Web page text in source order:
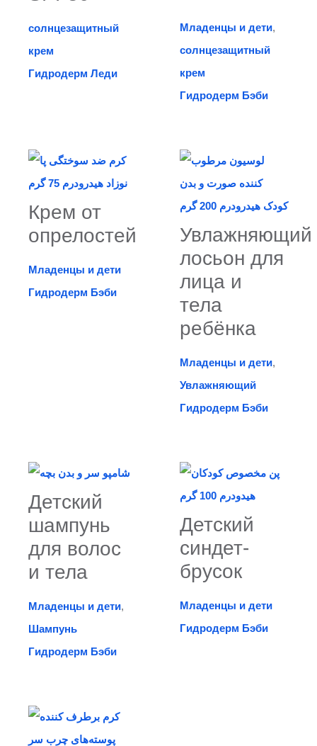
солнцезащитный
крем
Гидродерм Леди
Младенцы и дети,
солнцезащитный
крем
Гидродерм Бэби
Крем от
опрелостей
Младенцы и дети
Гидродерм Бэби
Увлажняющий
лосьон для
лица и
тела
ребёнка
Младенцы и дети,
Увлажняющий
Гидродерм Бэби
Детский
шампунь
для волос
и тела
Младенцы и дети,
Шампунь
Гидродерм Бэби
Детский
синдет-
брусок
Младенцы и дети
Гидродерм Бэби